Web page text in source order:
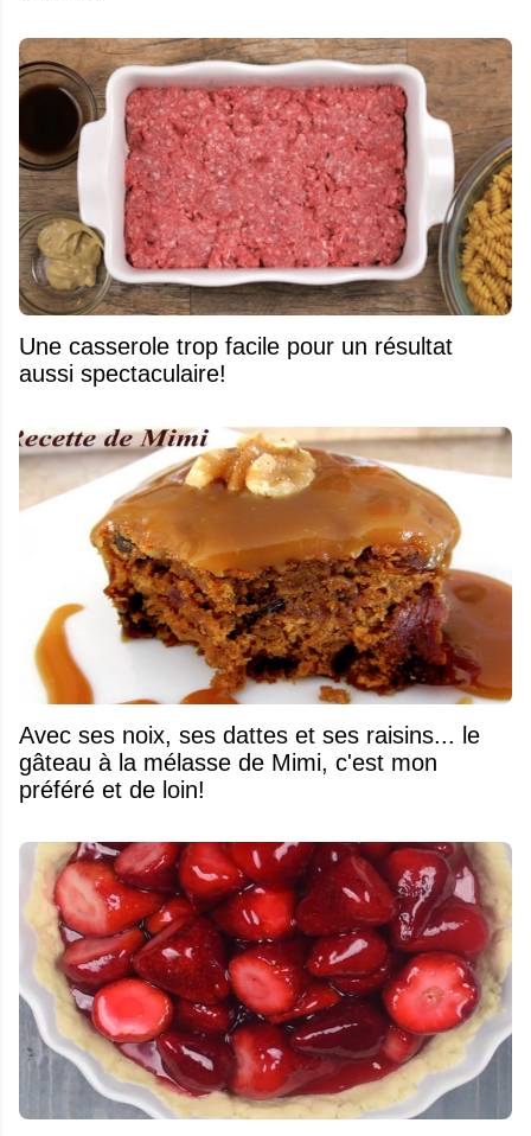
Une casserole trop facile pour un résultat
aussi spectaculaire!
Avec ses noix, ses dattes et ses raisins... le
gâteau à la mélasse de Mimi, c'est mon
préféré et de loin!